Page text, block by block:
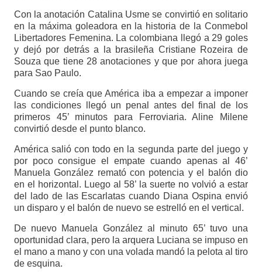
Con la anotación Catalina Usme se convirtió en solitario
en la máxima goleadora en la historia de la Conmebol
Libertadores Femenina. La colombiana llegó a 29 goles
y dejó por detrás a la brasileña Cristiane Rozeira de
Souza que tiene 28 anotaciones y que por ahora juega
para Sao Paulo.
Cuando se creía que América iba a empezar a imponer
las condiciones llegó un penal antes del final de los
primeros 45’ minutos para Ferroviaria. Aline Milene
convirtió desde el punto blanco.
América salió con todo en la segunda parte del juego y
por poco consigue el empate cuando apenas al 46’
Manuela González remató con potencia y el balón dio
en el horizontal. Luego al 58’ la suerte no volvió a estar
del lado de las Escarlatas cuando Diana Ospina envió
un disparo y el balón de nuevo se estrelló en el vertical.
De nuevo Manuela González al minuto 65’ tuvo una
oportunidad clara, pero la arquera Luciana se impuso en
el mano a mano y con una volada mandó la pelota al tiro
de esquina.